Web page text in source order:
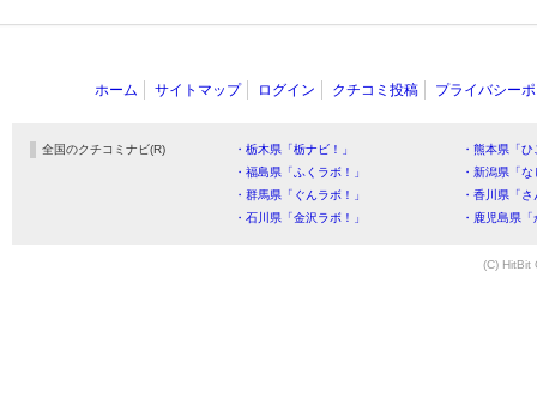
ホーム サイトマップ ログイン クチコミ投稿 プライバシー
全国のクチコミナビ(R) ・栃木県「栃ナビ！」
・熊本県「
・福島県「ふくラボ！」
・新潟県「
・群馬県「ぐんラボ！」
・香川県「
・石川県「金沢ラボ！」
・鹿児島県
(C) HitBit